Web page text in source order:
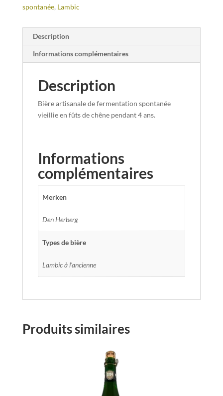
spontanée, Lambic
Description
Informations complémentaires
Description
Bière artisanale de fermentation spontanée
vieillie en fûts de chêne pendant 4 ans.
Informations
complémentaires
Merken
Den Herberg
Types de bière
Lambic à l'ancienne
Produits similaires